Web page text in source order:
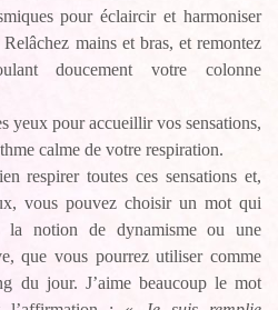
pour éclaircir et harmoniser
mains et bras, et remontez
doucement votre colonne
yeux pour accueillir vos sensations,
calme de votre respiration.
respirer toutes ces sensations et,
vous pouvez choisir un mot qui
la notion de dynamisme ou une
que vous pourrez utiliser comme
du jour. J’aime beaucoup le mot